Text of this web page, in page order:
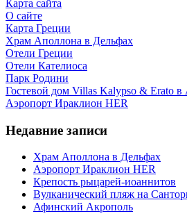
Карта сайта
О сайте
Карта Греции
Храм Аполлона в Дельфах
Отели Греции
Отели Кателиоса
Парк Родини
Гостевой дом Villas Kalypso & Erato в
Аэропорт Ираклион HER
Недавние записи
Храм Аполлона в Дельфах
Аэропорт Ираклион HER
Крепость рыцарей-иоаннитов
Вулканический пляж на
Афинский Акрополь